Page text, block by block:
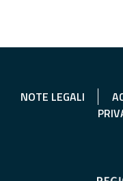
NOTE LEGALI